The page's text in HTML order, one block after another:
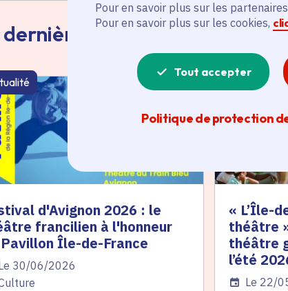
Pour en savoir plus sur les
Pour en savoir plus sur les cookies,
Tout accepter
Politique de protection
dernières actualités
active
d'Avignon 2026 : le
francilien à l'honneur
Île-de-France
de l'arrêté
30/06/2026
thématique
Actualité
« L’Île-
théâtre
théâtre
l’été
Date de
Le 22/